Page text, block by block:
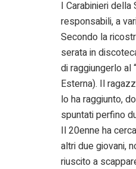
I Carabinieri
responsabili, a
Secondo la
serata in
di raggiungerlo al
Esterna). Il
lo ha raggiunto,
spuntati perfino
Il 20enne ha
altri due giovani,
riuscito a